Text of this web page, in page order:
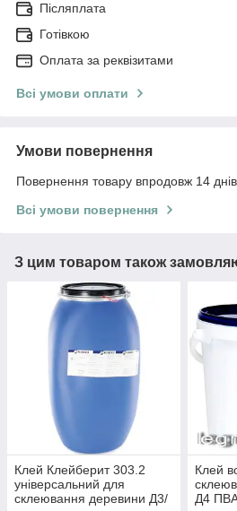
Післяплата
Готівкою
Оплата за реквізитами
Всі умови оплати
Умови повернення
Повернення товару впродовж 14
Всі умови повернення
З цим товаром також
Клей Клейберит 303.2
універсальний для
склеювання деревини Д3/
Клей
Д4